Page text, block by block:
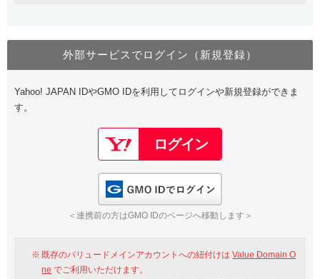
Value Domain Oneにログイン
Google
GMO ID Amazon
※AmazonはValue Domain Oneのログイン画面へ遷移します
Value Domain Oneアカウント作成
以下でも登録可能
Google Yahoo!
GMO ID
外部サービスでログイン（新規登録）
Yahoo! JAPAN IDやGMO IDを利用してログインや新規登録ができま
す。
＜連携前の方はGMO IDのページへ移動します＞
既存のバリュードメインアカウントへの紐付けはValue Domain O
ne でご利用いただけます。